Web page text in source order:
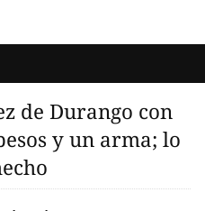
de Durango con
y un arma; lo